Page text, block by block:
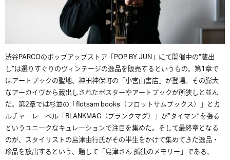
渋谷PARCOのポップアップストア「POP BY JUN」にて開催中の“蔵出
し”は選りすぐりのヴィンテージの逸品を販売するというもの。第1章で
はアートブックの聖地、神田神保町の「小宮山書店」が登場。その膨大
なアーカイヴから蔵出しされたポスターやアートブックが所狭しと並ん
だ。第2章では杉並の「flotsam books（フロットサムブックス）」とカ
ルチャーレーベル「BLANKMAG（ブランクマグ）」が”タイマン”を張る
というユニークなキュレーションで注目を集めた。そして最終章となる
のが、スタイリストの島津由行氏がその半生をかけて集めてきた逸品・
珍品を放出するという、題して「島津さん 孤独のメモリー」である。